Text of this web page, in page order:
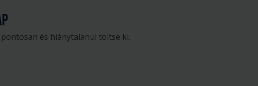
és hiánytalanul töltse ki.